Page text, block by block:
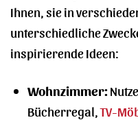
Ihnen, sie in
unterschiedliche
inspirierende Ideen:
Wohnzimmer:
Bücherregal,TV-